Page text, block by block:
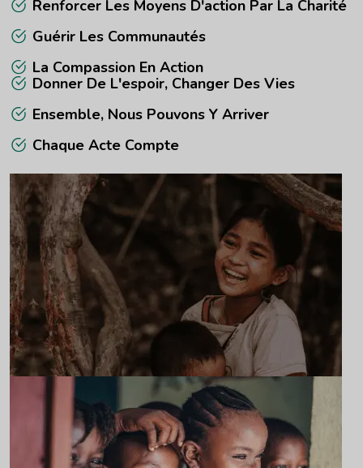
Renforcer Les Moyens D'action Par La Charité
Guérir Les Communautés
La Compassion En Action
Donner De L'espoir, Changer Des Vies
Ensemble, Nous Pouvons Y Arriver
Chaque Acte Compte